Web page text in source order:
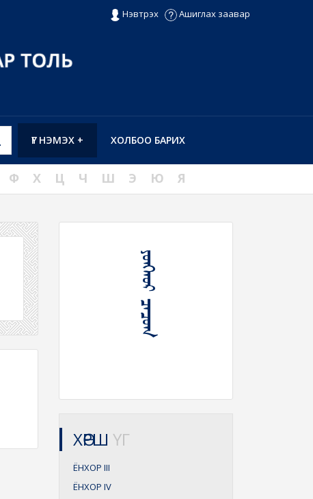
Нэвтрэх Ашиглах заавар
ХОЛБОО БАРИХ
ҮГ НЭМЭХ +
Ф Х Ц Ч Ш Э Ю Я
ᠶᠣᠩᠬᠤᠷ ᠴᠠᠴᠤᠭ
ХӨРШ ҮГ
ЁНХОР III
ЁНХОР IV